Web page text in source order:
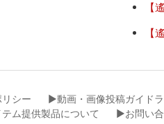
【
【
シー ▶︎動画・画像投稿ガイド
ム提供製品について
▶︎お問い